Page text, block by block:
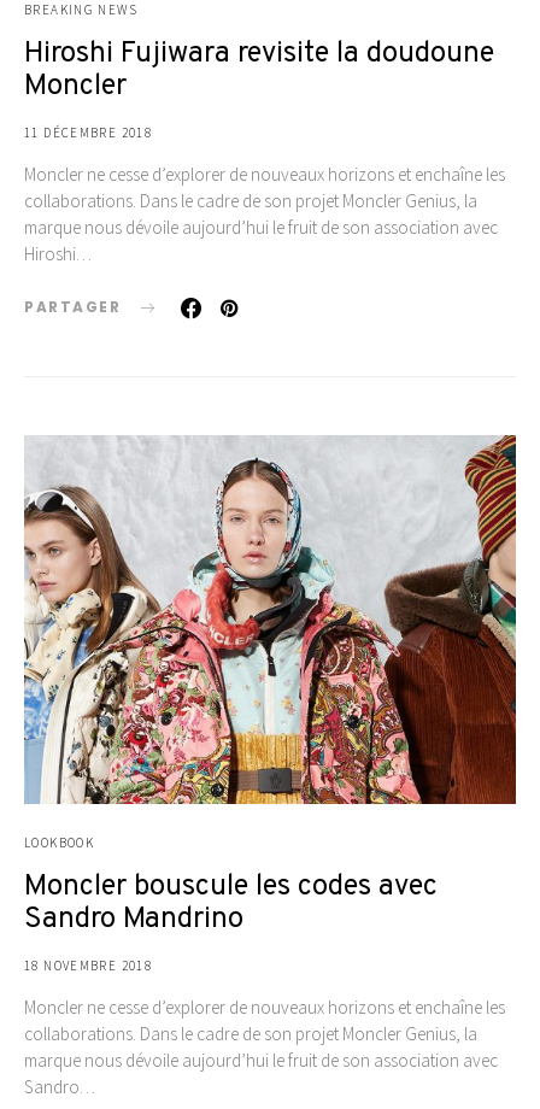
BREAKING NEWS
Hiroshi Fujiwara revisite la doudoune
Moncler
11 DÉCEMBRE 2018
Moncler ne cesse d’explorer de nouveaux horizons et enchaîne les
collaborations. Dans le cadre de son projet Moncler Genius, la
marque nous dévoile aujourd’hui le fruit de son association avec
Hiroshi…
PARTAGER
LOOKBOOK
Moncler bouscule les codes avec
Sandro Mandrino
18 NOVEMBRE 2018
Moncler ne cesse d’explorer de nouveaux horizons et enchaîne les
collaborations. Dans le cadre de son projet Moncler Genius, la
marque nous dévoile aujourd’hui le fruit de son association avec
Sandro…